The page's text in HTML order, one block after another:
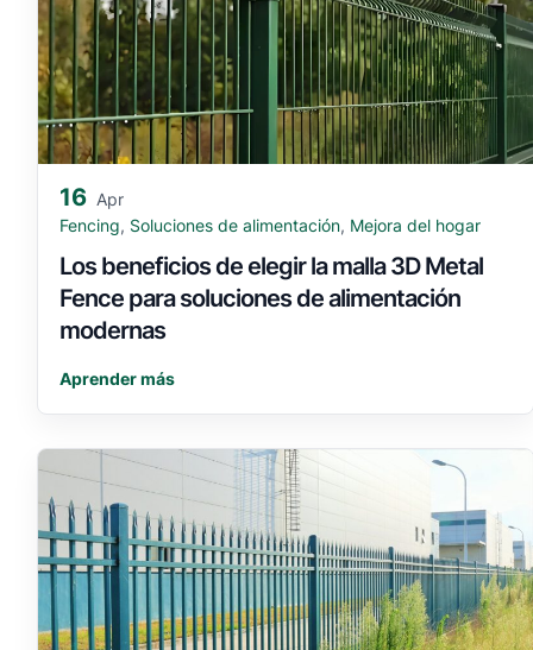
16 Apr
Fencing, Soluciones de alimentación, Mejora del hogar
Los beneficios de elegir la malla 3D Metal
Fence para soluciones de alimentación
modernas
Aprender más